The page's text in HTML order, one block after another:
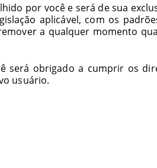
por você e será de sua
aplicável, com os
a qualquer momento
será obrigado a cumprir os
usuário.